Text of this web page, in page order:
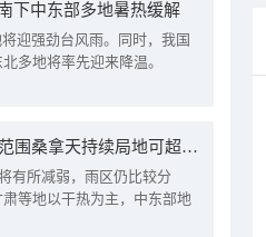
下中东部多地暑热缓解
迎强劲台风雨。同时，我国
多地将率先迎来降温。
我国降雨强度进一步减弱 中东部大范围桑拿天持续局地可超38℃
有所减弱，雨区仍比较分
等地以干热为主，中东部地